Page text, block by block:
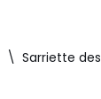
\ Sarriette